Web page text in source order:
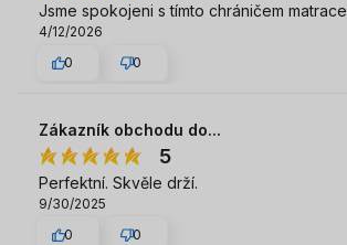
Jsme spokojeni s tímto chráničem matrace
4/12/2026
0
0
Zákazník obchodu do...
5
Perfektní. Skvěle drží.
9/30/2025
0
0